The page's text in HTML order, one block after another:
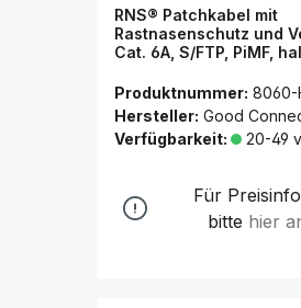
RNS® Patchkabel mit
Rastnasenschutz und
Cat. 6A, S/FTP, PiMF,
Connections®
Produktnummer: 8060-
Hersteller: Good
Verfügbarkeit:
20-49
Für
bitte hier